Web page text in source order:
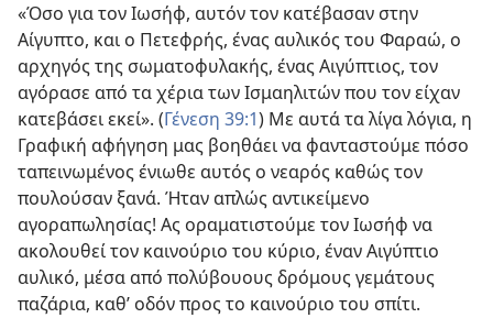
«Όσο για τον Ιωσήφ, αυτόν τον κατέβασαν στην
Αίγυπτο, και ο Πετεφρής, ένας αυλικός του Φαραώ, ο
αρχηγός της σωματοφυλακής, ένας Αιγύπτιος, τον
αγόρασε από τα χέρια των Ισμαηλιτών που τον είχαν
κατεβάσει εκεί». (Γένεση 39:1) Με αυτά τα λίγα λόγια, η
Γραφική αφήγηση μας βοηθάει να φανταστούμε πόσο
ταπεινωμένος ένιωθε αυτός ο νεαρός καθώς τον
πουλούσαν ξανά. Ήταν απλώς αντικείμενο
αγοραπωλησίας! Ας οραματιστούμε τον Ιωσήφ να
ακολουθεί τον καινούριο του κύριο, έναν Αιγύπτιο
αυλικό, μέσα από πολύβουους δρόμους γεμάτους
παζάρια, καθ’ οδόν προς το καινούριο του σπίτι.